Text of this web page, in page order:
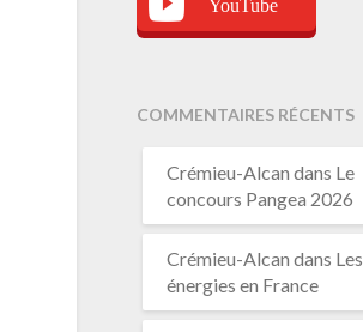
YouTube
COMMENTAIRES RÉCENTS
Crémieu-Alcan dans Le
concours Pangea 2026
Crémieu-Alcan dans Les
énergies en France